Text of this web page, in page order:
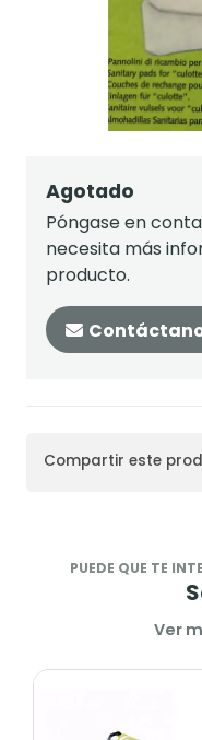
Agotado
Póngase en
necesita más
producto.
Compartir este
PUEDE QUE TE
Ver